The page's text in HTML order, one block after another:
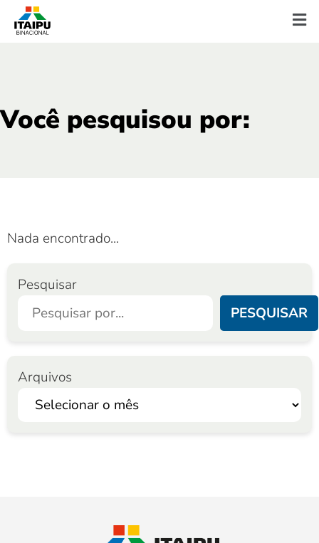
Você pesquisou por:
Nada encontrado...
Pesquisar
PESQUISAR
Arquivos